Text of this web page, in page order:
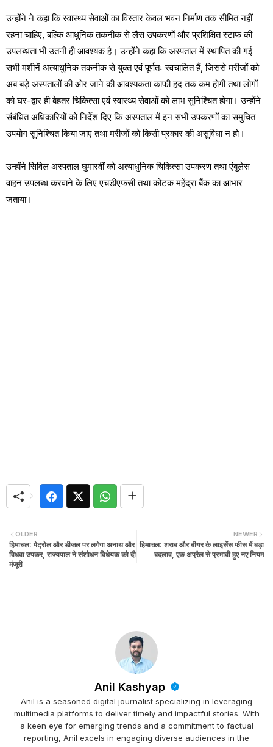
उन्होंने ने कहा कि स्वास्थ्य सेवाओं का विस्तार केवल भवन निर्माण तक सीमित नहीं
रहना चाहिए, बल्कि आधुनिक तकनीक से लैस उपकरणों और प्रशिक्षित स्टाफ की
उपलब्धता भी उतनी ही आवश्यक है। उन्होंने कहा कि अस्पताल में स्थापित की गई
सभी मशीनें अत्याधुनिक तकनीक से युक्त एवं पूर्णतः स्वचालित हैं, जिससे मरीजों को
अब बड़े अस्पतालों की ओर जाने की आवश्यकता काफी हद तक कम होगी तथा लोगों
को घर-द्वार ही बेहतर चिकित्सा एवं स्वास्थ्य सेवाओं को लाभ सुनिश्चित होगा। उन्होंने
संबंधित अधिकारियों को निर्देश दिए कि अस्पताल में इन सभी उपकरणों का समुचित
उपयोग सुनिश्चित किया जाए तथा मरीजों को किसी प्रकार की असुविधा न हो।
उन्होंने सिविल अस्पताल घुमारवीं को अत्याधुनिक चिकित्सा उपकरण तथा एंबुलेस
वाहन उपलब्ध करवाने के लिए एचडीएफसी तथा कोटक महेंद्रा बैंक का आभार
जताया।
NEWER
हिमाचल: शराब और बीयर के लाइसेंस फीस में बड़ा
बदलाव, एक अप्रैल से प्रभावी हुए नए नियम
OLDER
हिमाचल: पेट्रोल और डीजल पर लगेगा अनाथ और
विधवा उपकर, राज्यपाल ने संशोधन विधेयक को दी
मंजूरी
Anil Kashyap
Anil is a seasoned digital journalist specializing in leveraging
multimedia platforms to deliver timely and impactful stories. With
a keen eye for emerging trends and a commitment to factual
reporting, Anil excels in engaging diverse audiences in the